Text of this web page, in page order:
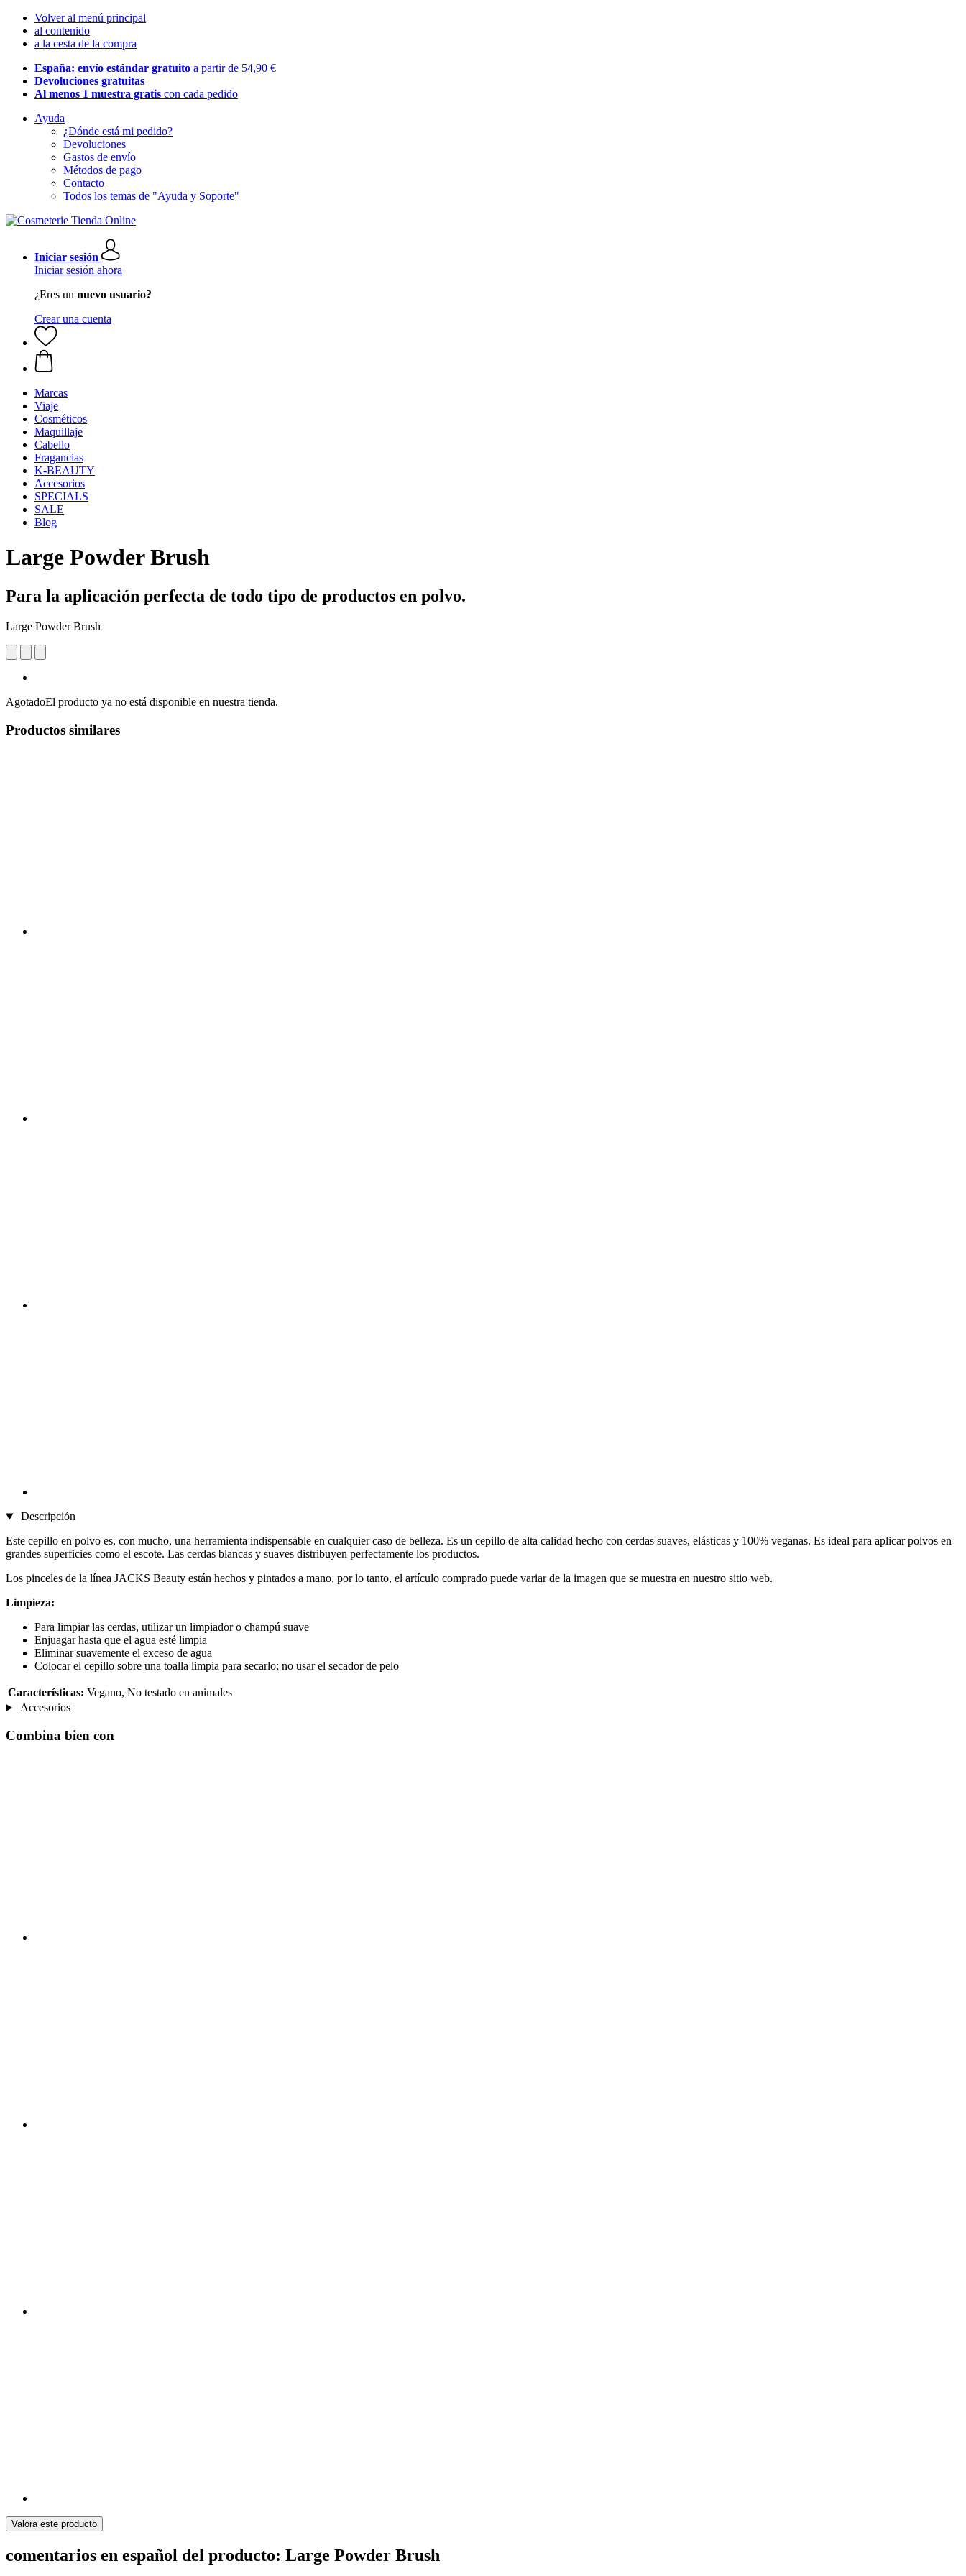
Volver al menú principal
al contenido
a la cesta de la compra
España: envío estándar gratuito a partir de 54,90 €
Devoluciones gratuitas
Al menos 1 muestra gratis con cada pedido
Ayuda
¿Dónde está mi pedido?
Devoluciones
Gastos de envío
Métodos de pago
Contacto
Todos los temas de "Ayuda y Soporte"
Iniciar sesión
Iniciar sesión ahora
¿Eres un nuevo usuario?
Crear una cuenta
Marcas
Viaje
Cosméticos
Maquillaje
Cabello
Fragancias
K-BEAUTY
Accesorios
SPECIALS
SALE
Blog
Large Powder Brush
Para la aplicación perfecta de todo tipo de productos en polvo.
Large Powder Brush
AgotadoEl producto ya no está disponible en nuestra tienda.
Productos similares
Descripción
Este cepillo en polvo es, con mucho, una herramienta indispensable en cualquier caso de belleza. Es un cepillo de alta calidad hecho con cerdas suaves, elásticas y 100% veganas. Es ideal para aplicar polvos en
grandes superficies como el escote. Las cerdas blancas y suaves distribuyen perfectamente los productos.
Los pinceles de la línea JACKS Beauty están hechos y pintados a mano, por lo tanto, el artículo comprado puede variar de la imagen que se muestra en nuestro sitio web.
Limpieza:
Para limpiar las cerdas, utilizar un limpiador o champú suave
Enjuagar hasta que el agua esté limpia
Eliminar suavemente el exceso de agua
Colocar el cepillo sobre una toalla limpia para secarlo; no usar el secador de pelo
Características: Vegano, No testado en animales
Accesorios
Combina bien con
Valora este producto
comentarios en español del producto: Large Powder Brush